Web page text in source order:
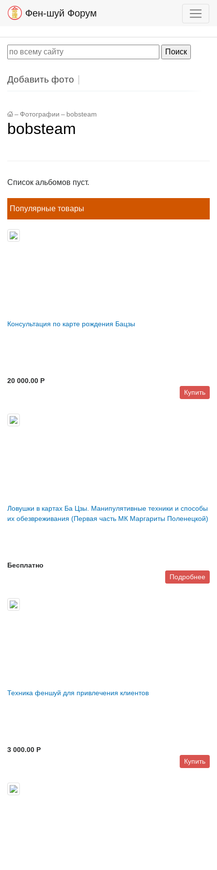
Фен-шуй Форум
Добавить фото
– Фотографии – bobsteam
bobsteam
Список альбомов пуст.
Популярные товары
Консультация по карте рождения Бацзы
20 000.00 P
Купить
Ловушки в картах Ба Цзы. Манипулятивные техники и способы
их обезвреживания (Первая часть МК Маргариты Поленецкой)
Бесплатно
Подробнее
Техника феншуй для привлечения клиентов
3 000.00 P
Купить